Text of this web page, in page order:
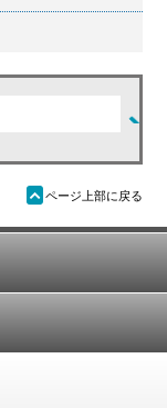
ü ページ上部に戻る